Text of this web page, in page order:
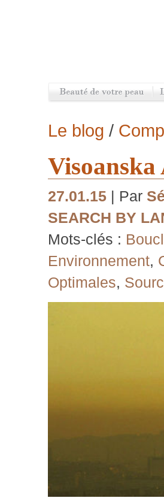
Le blog /
27.01.15 | Par
SEARCH BY
Mots-clés :
Environnement,
Optimales,